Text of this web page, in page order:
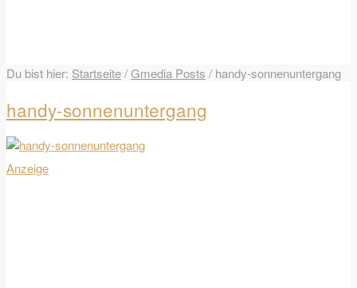
Du bist hier: Startseite/Gmedia Posts / handy-sonnenuntergang
handy-sonnenuntergang
Anzeige